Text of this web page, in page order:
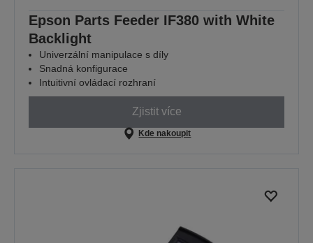
Epson Parts Feeder IF380 with White
Backlight
Univerzální manipulace s díly
Snadná konfigurace
Intuitivní ovládací rozhraní
Zjistit více
Kde nakoupit